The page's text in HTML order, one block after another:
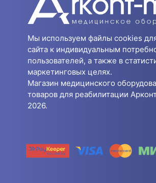
Мы используем файлы cookies
сайта к индивидуальным
пользователей, а также в
маркетинговых целях.
Магазин медицинского
товаров для реабилитации
2026.